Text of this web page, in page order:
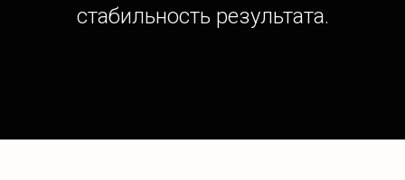
стабильность результата.